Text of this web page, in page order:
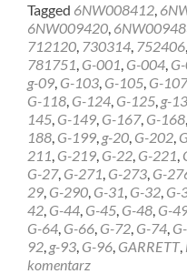
Tagged 6NW008412,
6NW009420,
712120, 730314, 752406,
781751, G-001, G-004,
g-09, G-103, G-105, G-107
G-118, G-124, G-125, g-13
145, G-149, G-167, G-168,
188, G-199, g-20, G-202,
211, G-219, G-22, G-221,
G-27, G-271, G-273, G-
29, G-290, G-31, G-32, G-
42, G-44, G-45, G-48, G-
G-64, G-66, G-72, G-74,
92, g-93, G-96, GARRETT,
komentarz